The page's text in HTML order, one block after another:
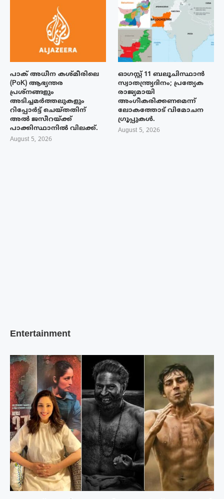
പാക് അധീന കശ്മീരിലെ
(PoK) ആഭ്യന്തര
പ്രശ്നങ്ങളും
അടിച്ചമർത്തലുകളും
റിപ്പോർട്ട് ചെയ്തതിന്
അൽ ജസീറയ്‌ക്ക്
പാക്കിസ്ഥാനിൽ വിലക്ക്.
August 5, 2026
ഓഗസ്റ്റ് 11 ബലൂചിസ്ഥാൻ
സ്വാതന്ത്ര്യദിനം; പ്രത്യേക
രാജ്യമായി
അംഗീകരിക്കണമെന്ന്
ലോകത്തോട് വിമോചന
ഗ്രൂപ്പുകൾ.
August 5, 2026
Entertainment